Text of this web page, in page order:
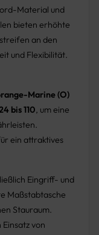
Material und
bieten erhöhte
an den
und Flexibilität.
Marine (O)
bis 110, um eine
ein attraktives
Eingriff- und
Maßstabtasche
Stauraum.
von